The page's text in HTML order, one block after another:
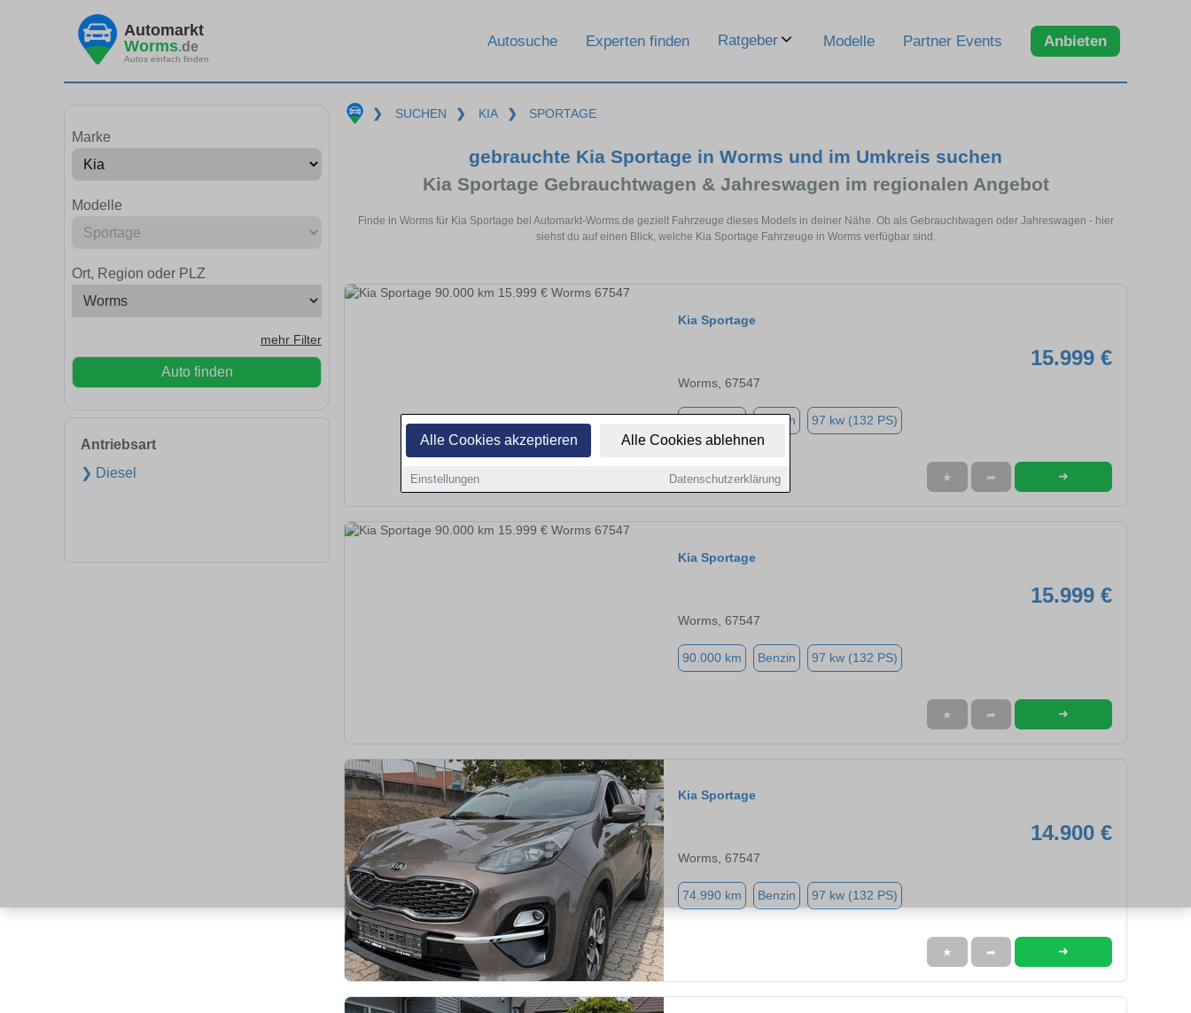
Alle Cookies akzeptieren Alle Cookies ablehnen
Einstellungen Datenschutzerklärung
Automarkt
Worms.de
Autos einfach finden
Autosuche Experten finden Ratgeber Modelle Partner Events Anbieten
Marke
Modelle
Ort, Region oder PLZ
mehr Filter
Auto finden
Antriebsart
❯ Diesel
❯ SUCHEN ❯ KIA ❯ SPORTAGE
gebrauchte Kia Sportage in Worms und im Umkreis suchen
Kia Sportage Gebrauchtwagen & Jahreswagen im regionalen Angebot
Finde in Worms für Kia Sportage bei Automarkt-Worms.de gezielt Fahrzeuge dieses Models in deiner Nähe. Ob als Gebrauchtwagen oder Jahreswagen - hier
siehst du auf einen Blick, welche Kia Sportage Fahrzeuge in Worms verfügbar sind.
Kia Sportage
15.999 €
Worms, 67547
Benzin 97 kw (132 PS)
★ ➦ ➜
Kia Sportage
15.999 €
Worms, 67547
90.000 km Benzin 97 kw (132 PS)
★ ➦ ➜
Kia Sportage
14.900 €
Worms, 67547
74.990 km Benzin 97 kw (132 PS)
★ ➦ ➜